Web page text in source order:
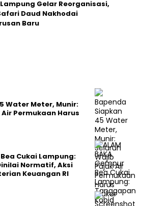
Lampung Gelar Reorganisasi,
Daud Nakhodai
Baru
Water Meter, Munir:
Permukaan Harus
Cukai Lampung:
Normatif, Aksi
Keuangan RI